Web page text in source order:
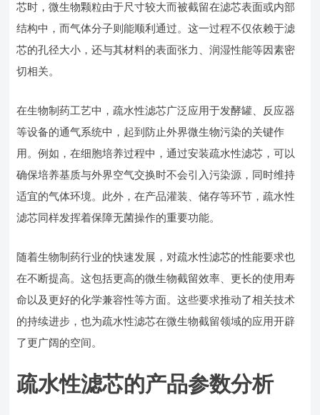
芯时，微生物颗粒由于尺寸较大而被截留在滤芯表面或内部
结构中，而气体分子则能顺利通过。这一过程不仅依赖于滤
芯的孔径大小，还与其材料的表面张力、润湿性能等因素密
切相关。
在生物制药工艺中，疏水性滤芯广泛应用于发酵罐、反应器
等设备的通气系统中，起到防止外界微生物污染的关键作
用。例如，在细胞培养过程中，通过安装疏水性滤芯，可以
确保培养基质与外界空气交换时不会引入污染源，同时维持
适宜的气体环境。此外，在产品灌装、储存等环节，疏水性
滤芯同样发挥着保障无菌操作的重要功能。
随着生物制药行业的快速发展，对疏水性滤芯的性能要求也
在不断提高。这包括更高的微生物截留效率、更长的使用寿
命以及更好的化学兼容性等方面。这些要求推动了相关技术
的持续进步，也为疏水性滤芯在微生物截留领域的应用开辟
了更广阔的空间。
疏水性滤芯的产品参数分析